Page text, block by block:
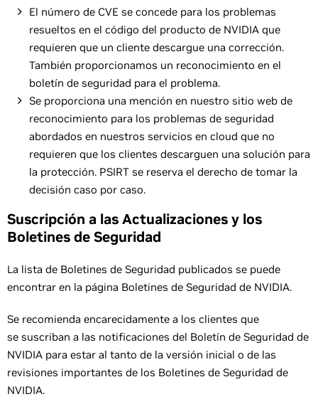
El número de CVE se concede para los problemas
resueltos en el código del producto de NVIDIA que
requieren que un cliente descargue una corrección.
También proporcionamos un reconocimiento en el
boletín de seguridad para el problema.
Se proporciona una mención en nuestro sitio web de
reconocimiento para los problemas de seguridad
abordados en nuestros servicios en cloud que no
requieren que los clientes descarguen una solución para
la protección. PSIRT se reserva el derecho de tomar la
decisión caso por caso.
Suscripción a las Actualizaciones y los
Boletines de Seguridad
La lista de Boletines de Seguridad publicados se puede
encontrar en la página Boletines de Seguridad de NVIDIA.
Se recomienda encarecidamente a los clientes que
se suscriban a las notificaciones del Boletín de Seguridad de
NVIDIA para estar al tanto de la versión inicial o de las
revisiones importantes de los Boletines de Seguridad de
NVIDIA.